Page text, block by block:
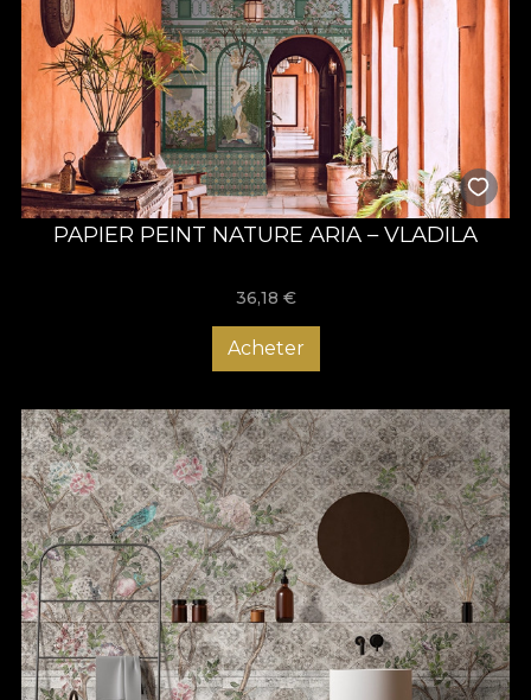
PAPIER PEINT NATURE ARIA – VLADILA
36,18 €
Acheter